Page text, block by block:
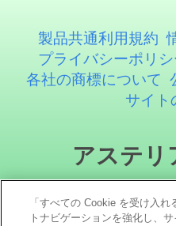
製品共通利用規約
プライバシーポリシ
各社の商標について
サイト
アステリ
「すべての Cookie を受け入
トナビゲーションを強化し、